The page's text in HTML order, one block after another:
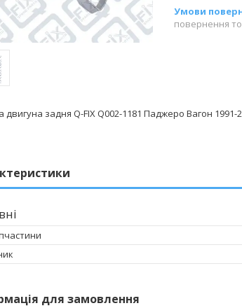
повернення
задня Q-FIX Q002-1181 Паджеро Вагон 1991-
для замовлення